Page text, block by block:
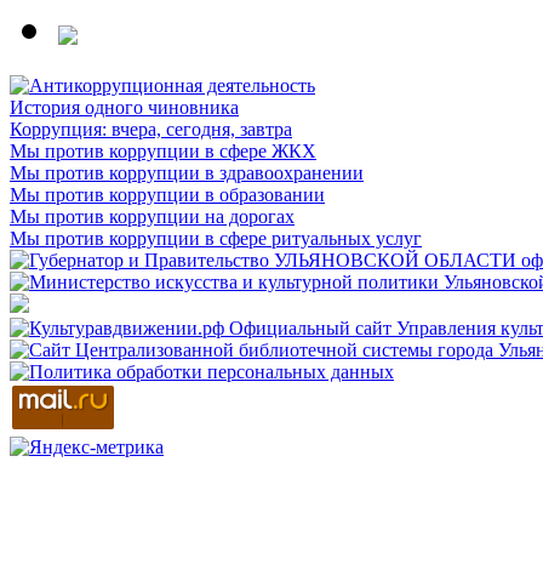
История одного чиновника
Коррупция: вчера, сегодня, завтра
Мы против коррупции в сфере ЖКХ
Мы против коррупции в здравоохранении
Мы против коррупции в образовании
Мы против коррупции на дорогах
Мы против коррупции в сфере ритуальных услуг